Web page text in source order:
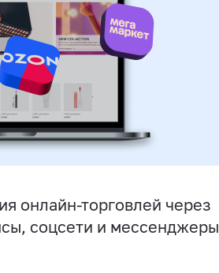
онлайн-торговлей через
соцсети и мессенджеры